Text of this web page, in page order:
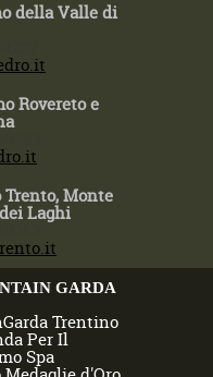
della Valle di
Rovereto e
Monte
Laghi
GARDA
Trentino
Per Il
Spa